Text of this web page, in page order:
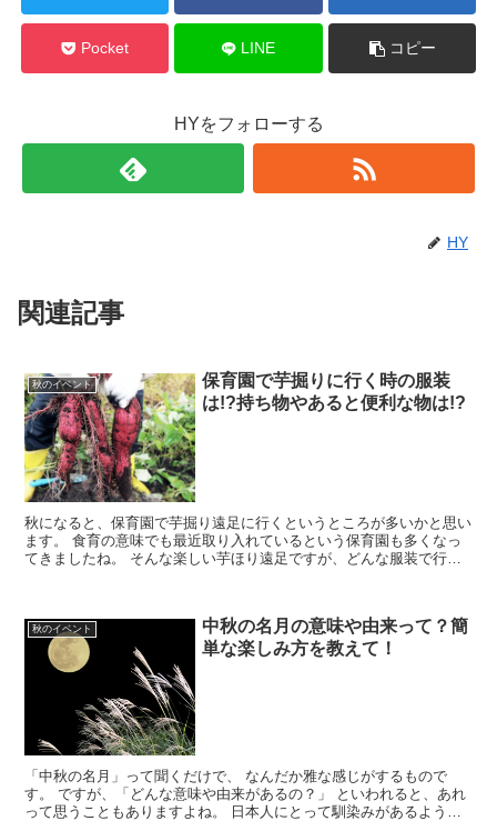
Pocket LINE コピー
HYをフォローする
HY
関連記事
秋のイベント
保育園で芋掘りに行く時の服装
は!?持ち物やあると便利な物は!?
秋になると、保育園で芋掘り遠足に行くというところが多いかと思い
ます。 食育の意味でも最近取り入れているという保育園も多くなっ
てきましたね。 そんな楽しい芋ほり遠足ですが、どんな服装で行っ
秋のイベント
中秋の名月の意味や由来って？簡
単な楽しみ方を教えて！
「中秋の名月」って聞くだけで、 なんだか雅な感じがするもので
す。 ですが、「どんな意味や由来があるの？」 といわれると、あれ
って思うこともありますよね。 日本人にとって馴染みがあるよう